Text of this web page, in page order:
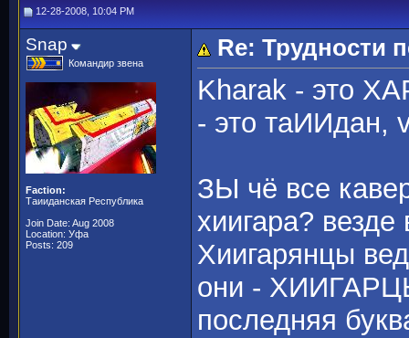
12-28-2008, 10:04 PM
Snap
Командир звена
Faction:
Таииданская Республика
Join Date: Aug 2008
Location: Уфа
Posts: 209
Re: Трудности
Kharak - это
- это таИИдан,
ЗЫ чё все
хиигара?
Хиигарянцы
они -
последняя